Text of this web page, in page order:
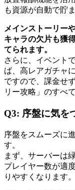
も資源が自動で貯
メインストーリー
キャラの欠片も獲
てられます。
さらに、イベント
ば、高レアガチャ
ですので、課金せ
リー攻略」のすべ
Q3: 序盤に気を
序盤をスムーズに
す。
まず、サーバーは
プレイヤー数が適
りやすくなります。